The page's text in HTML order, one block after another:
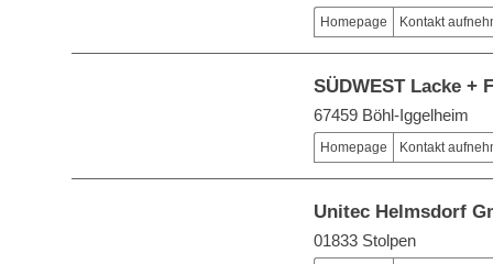
Homepage Kontakt
SÜDWEST Lacke +
67459 Böhl-Iggelheim
Homepage Kontakt
Unitec Helmsdorf
01833 Stolpen